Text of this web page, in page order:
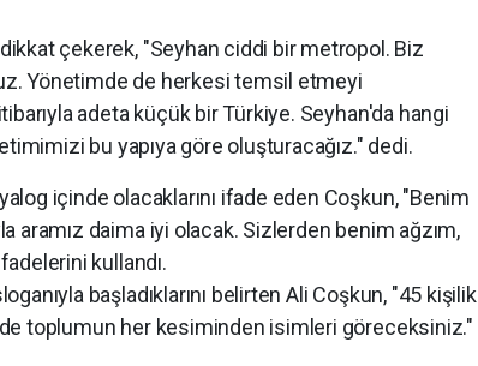
çekerek, "Seyhan ciddi bir metropol. Biz
Yönetimde de herkesi temsil etmeyi
adeta küçük bir Türkiye. Seyhan'da hangi
bu yapıya göre oluşturacağız." dedi.
içinde olacaklarını ifade eden Coşkun, "Benim
aramız daima iyi olacak. Sizlerden benim ağzım,
kullandı.
başladıklarını belirten Ali Coşkun, "45 kişilik
toplumun her kesiminden isimleri göreceksiniz."